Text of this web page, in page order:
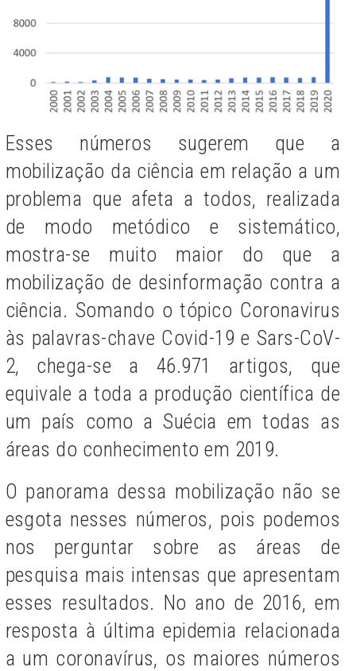
Esses números sugerem que a
mobilização da ciência em relação a um
problema que afeta a todos, realizada
de modo metódico e sistemático,
mostra-se muito maior do que a
mobilização de desinformação contra a
ciência. Somando o tópico Coronavirus
às palavras-chave Covid-19 e Sars-CoV-
2, chega-se a 46.971 artigos, que
equivale a toda a produção científica de
um país como a Suécia em todas as
áreas do conhecimento em 2019.
O panorama dessa mobilização não se
esgota nesses números, pois podemos
nos perguntar sobre as áreas de
pesquisa mais intensas que apresentam
esses resultados. No ano de 2016, em
resposta à última epidemia relacionada
a um coronavírus, os maiores números